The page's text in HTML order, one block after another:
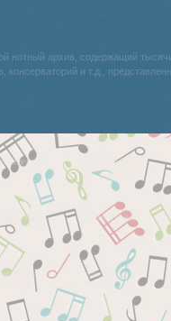
нотный архив, содержащий
и т.д.,